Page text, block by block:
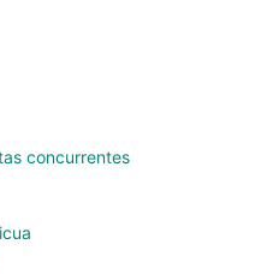
concurrentes